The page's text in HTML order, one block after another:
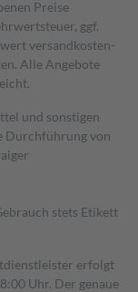
Preise
ggf.
versand­kosten­
Alle Angebote
und sonstigen
Durchführung von
stets Etikett
erfolgt
Uhr. Der genaue